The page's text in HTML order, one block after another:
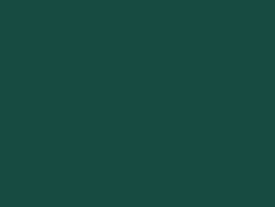
További információk, leírások és tudnivalók, amik érdekesek